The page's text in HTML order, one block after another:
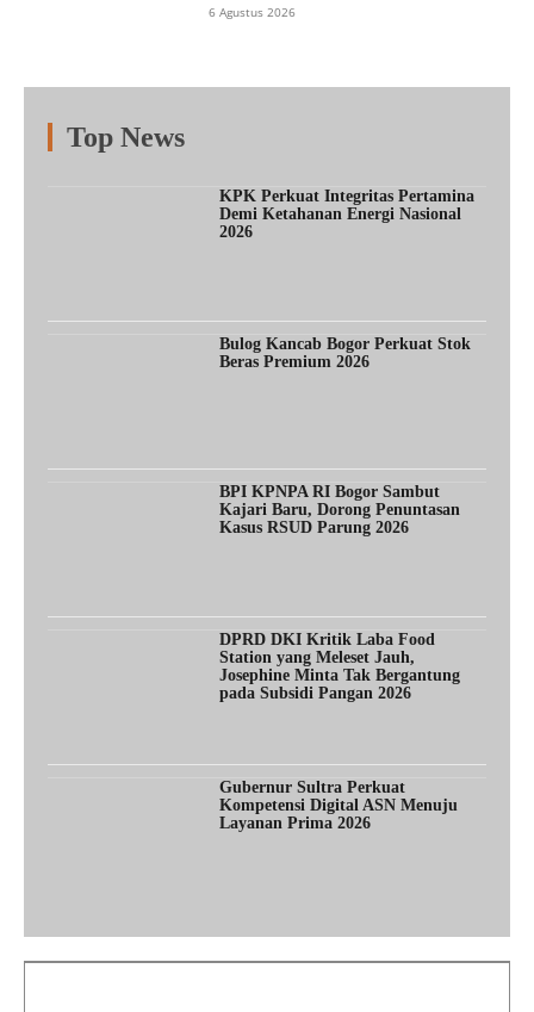
6 Agustus 2026
Top News
KPK Perkuat Integritas Pertamina
Demi Ketahanan Energi Nasional
2026
Bulog Kancab Bogor Perkuat Stok
Beras Premium 2026
BPI KPNPA RI Bogor Sambut
Kajari Baru, Dorong Penuntasan
Kasus RSUD Parung 2026
DPRD DKI Kritik Laba Food
Station yang Meleset Jauh,
Josephine Minta Tak Bergantung
pada Subsidi Pangan 2026
Gubernur Sultra Perkuat
Kompetensi Digital ASN Menuju
Layanan Prima 2026